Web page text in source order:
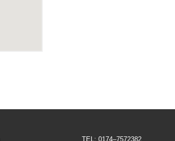
TEL: 0174–7572382